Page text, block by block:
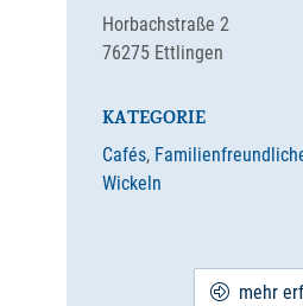
Horbachstraße 2
76275 Ettlingen
KATEGORIE
Cafés,
Wickeln
mehr